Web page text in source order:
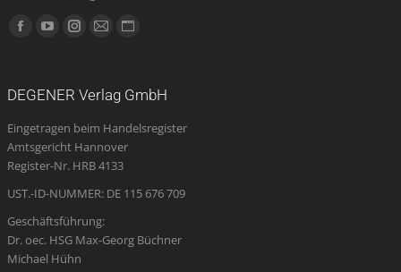
Finden Sie uns auf:
Facebook
new
window
YouTube
new
window
Instagram
new
window
E-
opens
in
new
Website
new
DEGENER Verlag GmbH
Eingetragen beim Handelsregister
Amtsgericht Hannover
Register-Nr. HRB 4133
UST.-ID-NUMMER: DE 115 676 709
Geschäftsführung:
Dr. oec. HSG Max-Georg Büchner
Michael Hühn